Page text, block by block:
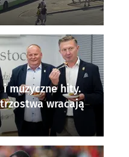
muzyczne hity.
wracają